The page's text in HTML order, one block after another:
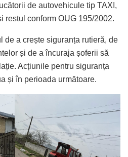
de autovehicule tip TAXI,
restul conform OUG 195/2002.
de a crește siguranța rutieră, de
și de a încuraja șoferii să
Acțiunile pentru siguranța
și în perioada următoare.